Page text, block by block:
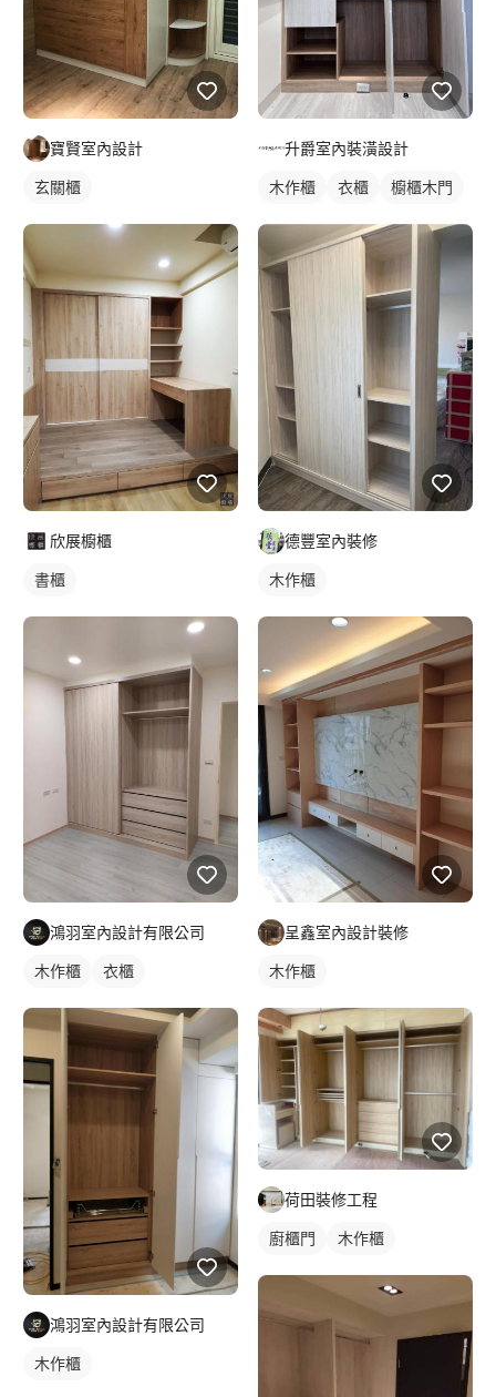
寶賢室內設計
玄關櫃
欣展櫥櫃
書櫃
鴻羽室內設計有限公司
木作櫃 衣櫃
鴻羽室內設計有限公司
木作櫃
升爵室內裝潢設計
木作櫃 衣櫃 櫥櫃木門
德豐室內裝修
木作櫃
呈鑫室內設計裝修
木作櫃
荷田裝修工程
廚櫃門 木作櫃